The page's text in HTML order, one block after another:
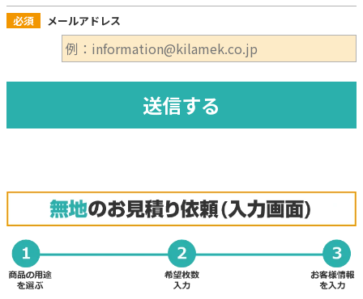
必須 メールアドレス